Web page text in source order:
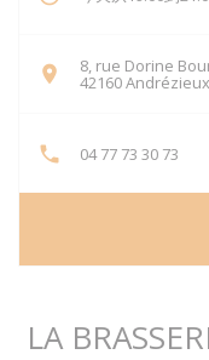
8, rue Dorine
42160
04 77 73 30 73
LA